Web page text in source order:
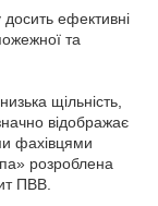
досить ефективні
та
щільність,
відображає
фахівцями
розроблена
ПВВ.